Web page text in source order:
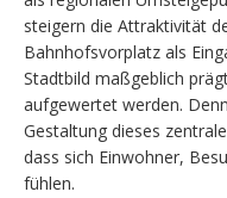
steigern die Attraktivität
Bahnhofsvorplatz als
Stadtbild maßgeblich
aufgewertet werden.
Gestaltung dieses
dass sich Einwohner,
fühlen.